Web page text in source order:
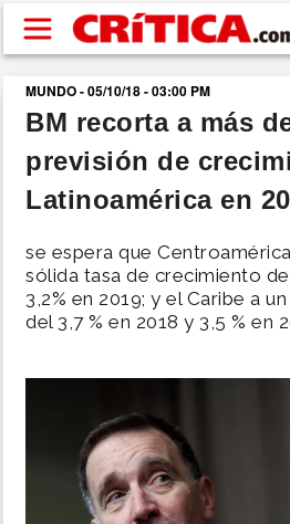
Pasar al contenido principal
buscar
SUCESOS
POLÍTICA
MUNDO - 05/10/18 - 03:00 PM
BM recorta a más
previsión de
Latinoamérica en
se espera que
sólida tasa de crecimiento
3,2% en 2019; y el Caribe a
del 3,7 % en 2018 y 3,5 % en